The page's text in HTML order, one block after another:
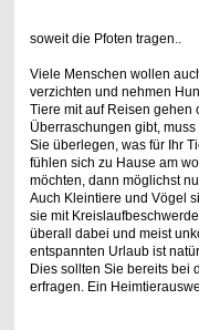
soweit die Pfoten tragen..
Viele Menschen wollen
verzichten und nehmen
Tiere mit auf Reisen gehen
Überraschungen gibt, muss
Sie überlegen, was für Ihr
fühlen sich zu Hause am
möchten, dann möglichst
Auch Kleintiere und Vögel
sie mit
überall dabei und meist
entspannten Urlaub ist
Dies sollten Sie bereits bei
erfragen. Ein